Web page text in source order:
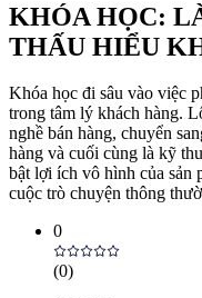
KHÓA HỌC:
THẤU HIỂU
Khóa học đi sâu vào việc
trong tâm lý khách hàng.
nghề bán hàng, chuyển
hàng và cuối cùng là kỹ
bật lợi ích vô hình của sản
cuộc trò chuyện thông
0
(0)